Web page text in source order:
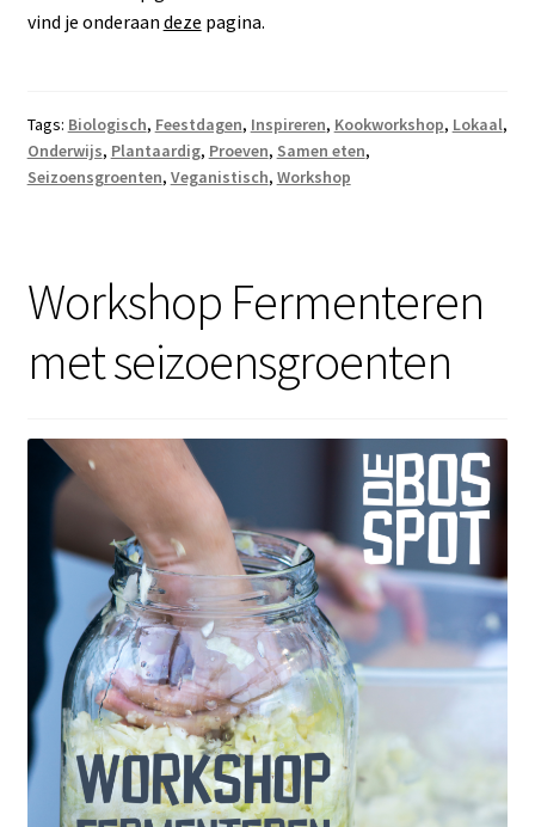
vind je onderaan deze pagina.
Tags: Biologisch, Feestdagen, Inspireren, Kookworkshop, Lokaal,
Onderwijs, Plantaardig, Proeven, Samen eten,
Seizoensgroenten, Veganistisch, Workshop
Workshop Fermenteren
met seizoensgroenten